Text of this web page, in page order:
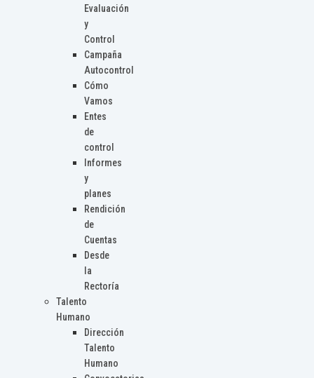
Evaluación
y
Control
Campaña
Autocontrol
Cómo
Vamos
Entes
de
control
Informes
y
planes
Rendición
de
Cuentas
Desde
la
Rectoría
Talento
Humano
Dirección
Talento
Humano